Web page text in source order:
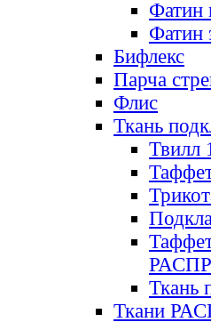
Фатин
Фатин
Бифлекс
Парча
Флис
Ткань
Твилл
Ткань
Ткани